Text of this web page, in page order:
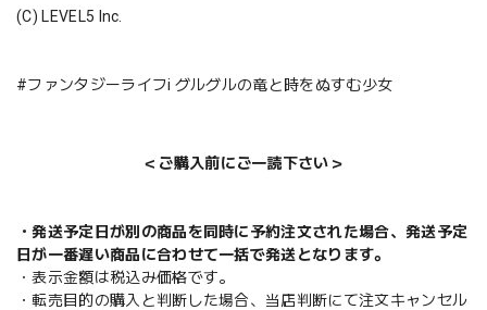
(C) LEVEL5 Inc.
#ファンタジーライフi グルグルの竜と時をぬすむ少女
＜ご購入前にご一読下さい＞
・発送予定日が別の商品を同時に予約注文された場合、発送予定
日が一番遅い商品に合わせて一括で発送となります。
・表示金額は税込み価格です。
・転売目的の購入と判断した場合、当店判断にて注文キャンセル